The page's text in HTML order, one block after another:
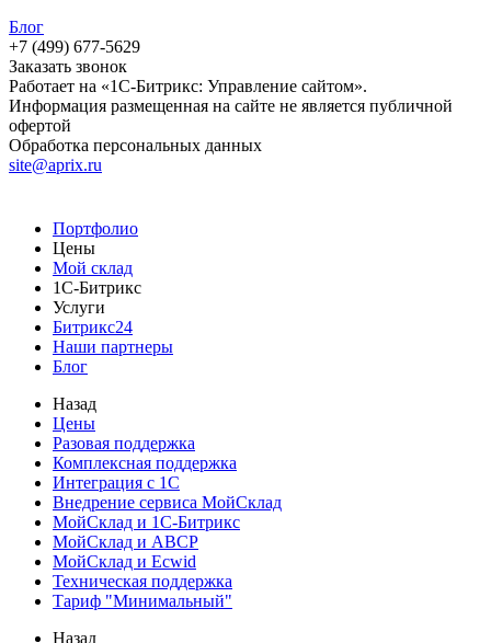
Блог
+7 (499) 677-5629
Заказать звонок
Работает на «1С-Битрикс: Управление сайтом».
Информация размещенная на сайте не является публичной
офертой
Обработка персональных данных
site@aprix.ru
Портфолио
Цены
Мой склад
1С-Битрикс
Услуги
Битрикс24
Наши партнеры
Блог
Назад
Цены
Разовая поддержка
Комплексная поддержка
Интеграция с 1С
Внедрение сервиса МойСклад
МойСклад и 1С-Битрикс
МойСклад и ABCP
МойСклад и Ecwid
Техническая поддержка
Тариф "Минимальный"
Назад